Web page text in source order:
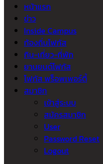
หน้าแรก
ข่าว
Inside Campus
ท้องถิ่นโฟกัส
กิน-เที่ยว-ที่พัก
ยานยนต์โฟกัส
โฟกัส พร็อพเพอร์ตี้
สมาชิก
เข้าสู่ระบบ
สมัครสมาชิก
User
Password Reset
Logout